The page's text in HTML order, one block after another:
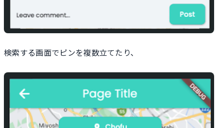
検索する画面でピンを複数立てたり、